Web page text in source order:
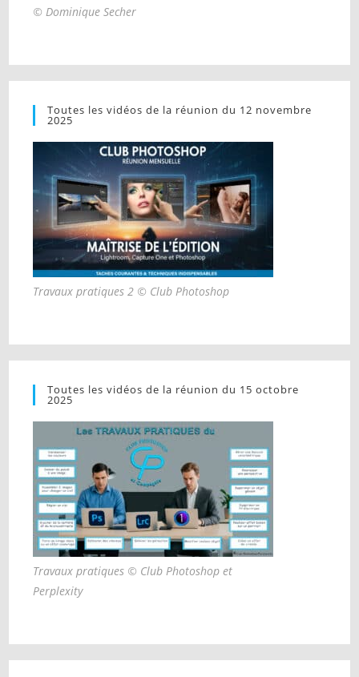
© Dominique Secher
Toutes les vidéos de la réunion du 12 novembre
2025
Travaux pratiques 2 © Club Photoshop
Toutes les vidéos de la réunion du 15 octobre
2025
Travaux pratiques © Club Photoshop et
Perplexity